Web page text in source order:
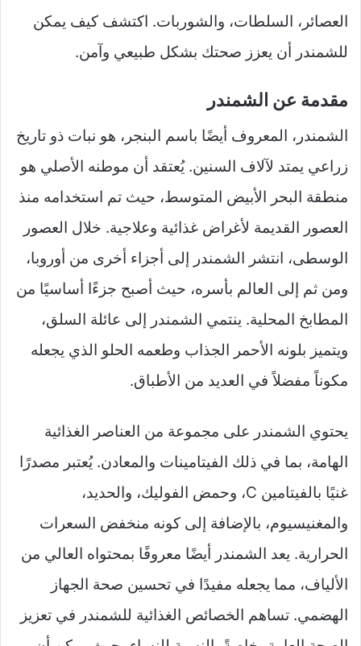
العصائر، السلطات، والشوربات. اكتشف كيف يمكن
للشمندر أن يعزز صحتك بشكل طبيعي وآمن.
مقدمة عن الشمندر
الشمندر، المعروف أيضًا باسم البنجر، هو نبات ذو تاريخ
زراعي يمتد لآلاف السنين. يُعتقد أن موطنه الأصلي هو
منطقة البحر الأبيض المتوسط، حيث تم استخدامه منذ
العصور القديمة لأغراض غذائية وعلاجية. خلال العصور
الوسطى، انتشر الشمندر إلى أجزاء أخرى من أوروبا،
ومن ثم إلى العالم بأسره، حيث أصبح جزءًا أساسيًا من
المطابخ المحلية. ينتمي الشمندر إلى عائلة السلق،
ويتميز بلونه الأحمر الجذاب وطعمه الحلو الذي يجعله
مكوناً مفضلاً في العديد من الأطباق.
يحتوي الشمندر على مجموعة من العناصر الغذائية
الهامة، بما في ذلك الفيتامينات والمعادن. يُعتبر مصدرًا
غنيًا بالفيتامين C، وحمض الفوليك، والحديد،
والمغنيسيوم، بالإضافة إلى كونه منخفض السعرات
الحرارية. يعد الشمندر أيضًا معروفًا بمحتواه العالي من
الألياف، مما يجعله مفيدًا في تحسين صحة الجهاز
الهضمي. تساهم الخصائص الغذائية للشمندر في تعزيز